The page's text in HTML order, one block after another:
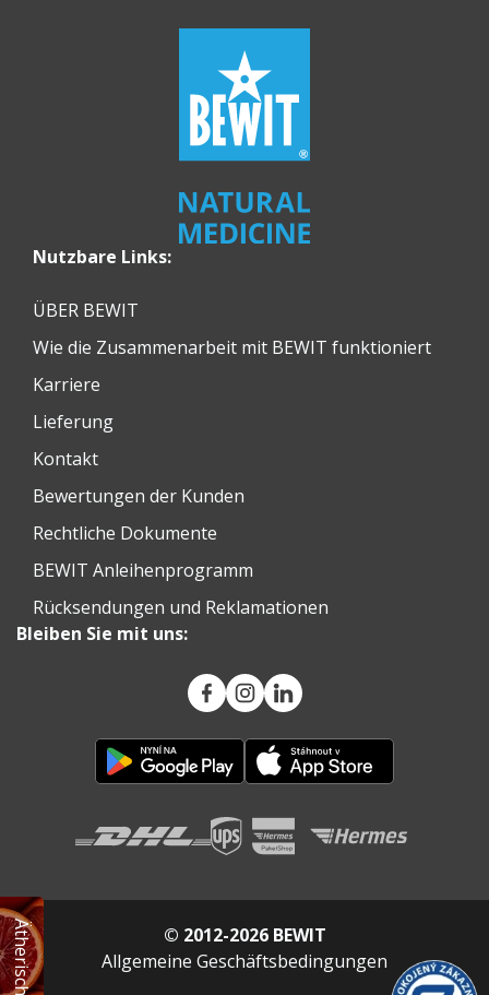
Nutzbare Links:
ÜBER BEWIT
Wie die Zusammenarbeit mit BEWIT funktioniert
Karriere
Lieferung
Kontakt
Bewertungen der Kunden
Rechtliche Dokumente
BEWIT Anleihenprogramm
Rücksendungen und Reklamationen
Bleiben Sie mit uns:
© 2012-2026 BEWIT
Allgemeine Geschäftsbedingungen